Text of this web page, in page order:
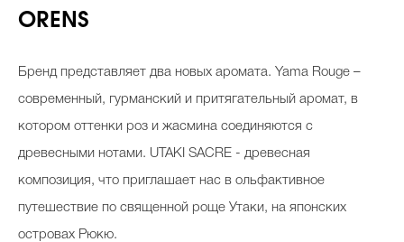
ORENS
Бренд представляет два новых аромата. Yama Rouge –
современный, гурманский и притягательный аромат, в
котором оттенки роз и жасмина соединяются с
древесными нотами. UTAKI SACRE - древесная
композиция, что приглашает нас в ольфактивное
путешествие по священной роще Утаки, на японских
островах Рюкю.